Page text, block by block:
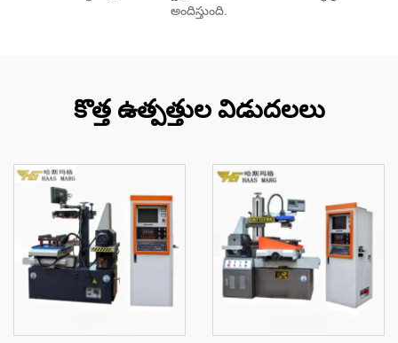
అందిస్తుంది.
కొత్త ఉత్పత్తుల విడుదలలు